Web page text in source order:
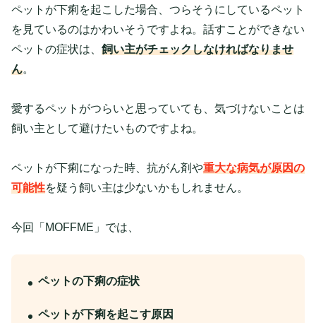
ペットが下痢を起こした場合、つらそうにしているペット
を見ているのはかわいそうですよね。話すことができない
ペットの症状は、 飼い主がチェックしなければなりませ
ん。
愛するペットがつらいと思っていても、気づけないことは
飼い主として避けたいものですよね。
ペットが下痢になった時、抗がん剤や重大な病気が原因の
可能性を疑う飼い主は少ないかもしれません。
今回「MOFFME」では、
ペットの下痢の症状
ペットが下痢を起こす原因